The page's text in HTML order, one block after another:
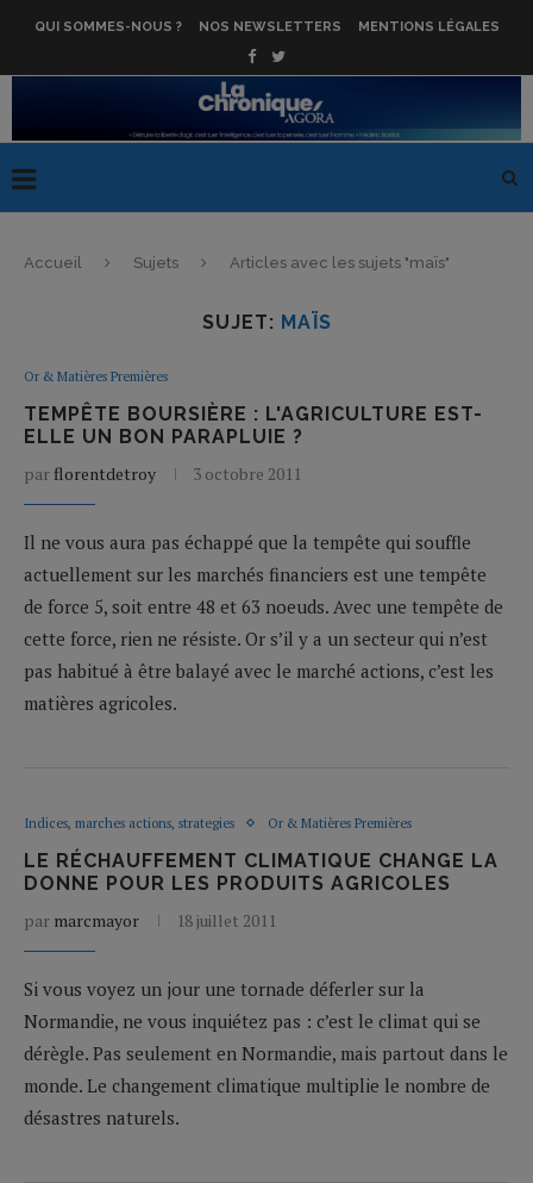
QUI SOMMES-NOUS ? NOS NEWSLETTERS MENTIONS LÉGALES
Accueil Sujets Articles avec les sujets "maïs"
SUJET: MAÏS
Or & Matières Premières
TEMPÊTE BOURSIÈRE : L'AGRICULTURE EST-
ELLE UN BON PARAPLUIE ?
parflorentdetroy 3 octobre 2011
Il ne vous aura pas échappé que la tempête qui souffle
actuellement sur les marchés financiers est une tempête
de force 5, soit entre 48 et 63 noeuds. Avec une tempête de
cette force, rien ne résiste. Or s’il y a un secteur qui n’est
pas habitué à être balayé avec le marché actions, c’est les
matières agricoles.
Indices, marches actions, strategies Or & Matières Premières
LE RÉCHAUFFEMENT CLIMATIQUE CHANGE LA
DONNE POUR LES PRODUITS AGRICOLES
par marcmayor 18 juillet 2011
Si vous voyez un jour une tornade déferler sur la
Normandie, ne vous inquiétez pas : c’est le climat qui se
dérègle. Pas seulement en Normandie, mais partout dans le
monde. Le changement climatique multiplie le nombre de
désastres naturels.